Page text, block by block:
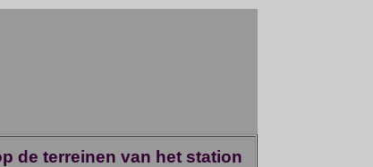
de terreinen van het station